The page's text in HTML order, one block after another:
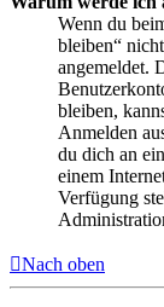
Wenn du
bleiben“
angemeldet.
bleiben,
Anmelden
du dich an
einem
Verfügung
Nach oben